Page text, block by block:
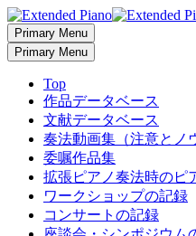
Primary Menu
Primary Menu
Top
作品データベース
文献データベース
奏法動画集（注意とノ
委嘱作品集
拡張ピアノ奏法時のピ
ワークショップの記録
コンサートの記録